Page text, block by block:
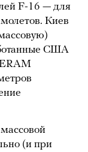
F-16 — для
Киев
США
(и при